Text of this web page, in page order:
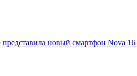
новый смартфон Nova